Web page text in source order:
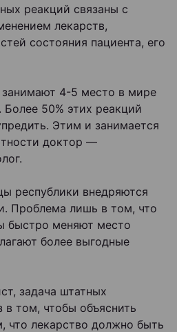
реакций связаны с
лекарств,
состояния пациента, его
4-5 место в мире
50% этих реакций
Этим и занимается
доктор —
республики внедряются
Проблема лишь в том, что
быстро меняют место
более выгодные
задача штатных
в том, чтобы объяснить
что лекарство должно быть